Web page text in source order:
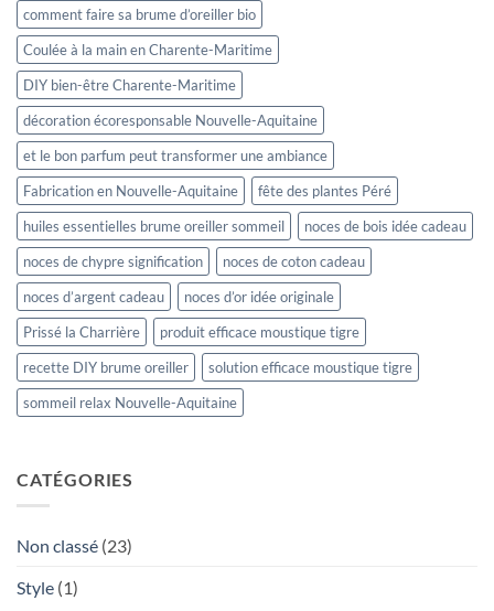
comment faire sa brume d’oreiller bio
Coulée à la main en Charente-Maritime
DIY bien-être Charente-Maritime
décoration écoresponsable Nouvelle-Aquitaine
et le bon parfum peut transformer une ambiance
Fabrication en Nouvelle-Aquitaine
fête des plantes Péré
huiles essentielles brume oreiller sommeil
noces de bois idée cadeau
noces de chypre signification
noces de coton cadeau
noces d’argent cadeau
noces d’or idée originale
Prissé la Charrière
produit efficace moustique tigre
recette DIY brume oreiller
solution efficace moustique tigre
sommeil relax Nouvelle-Aquitaine
CATÉGORIES
Non classé (23)
Style (1)